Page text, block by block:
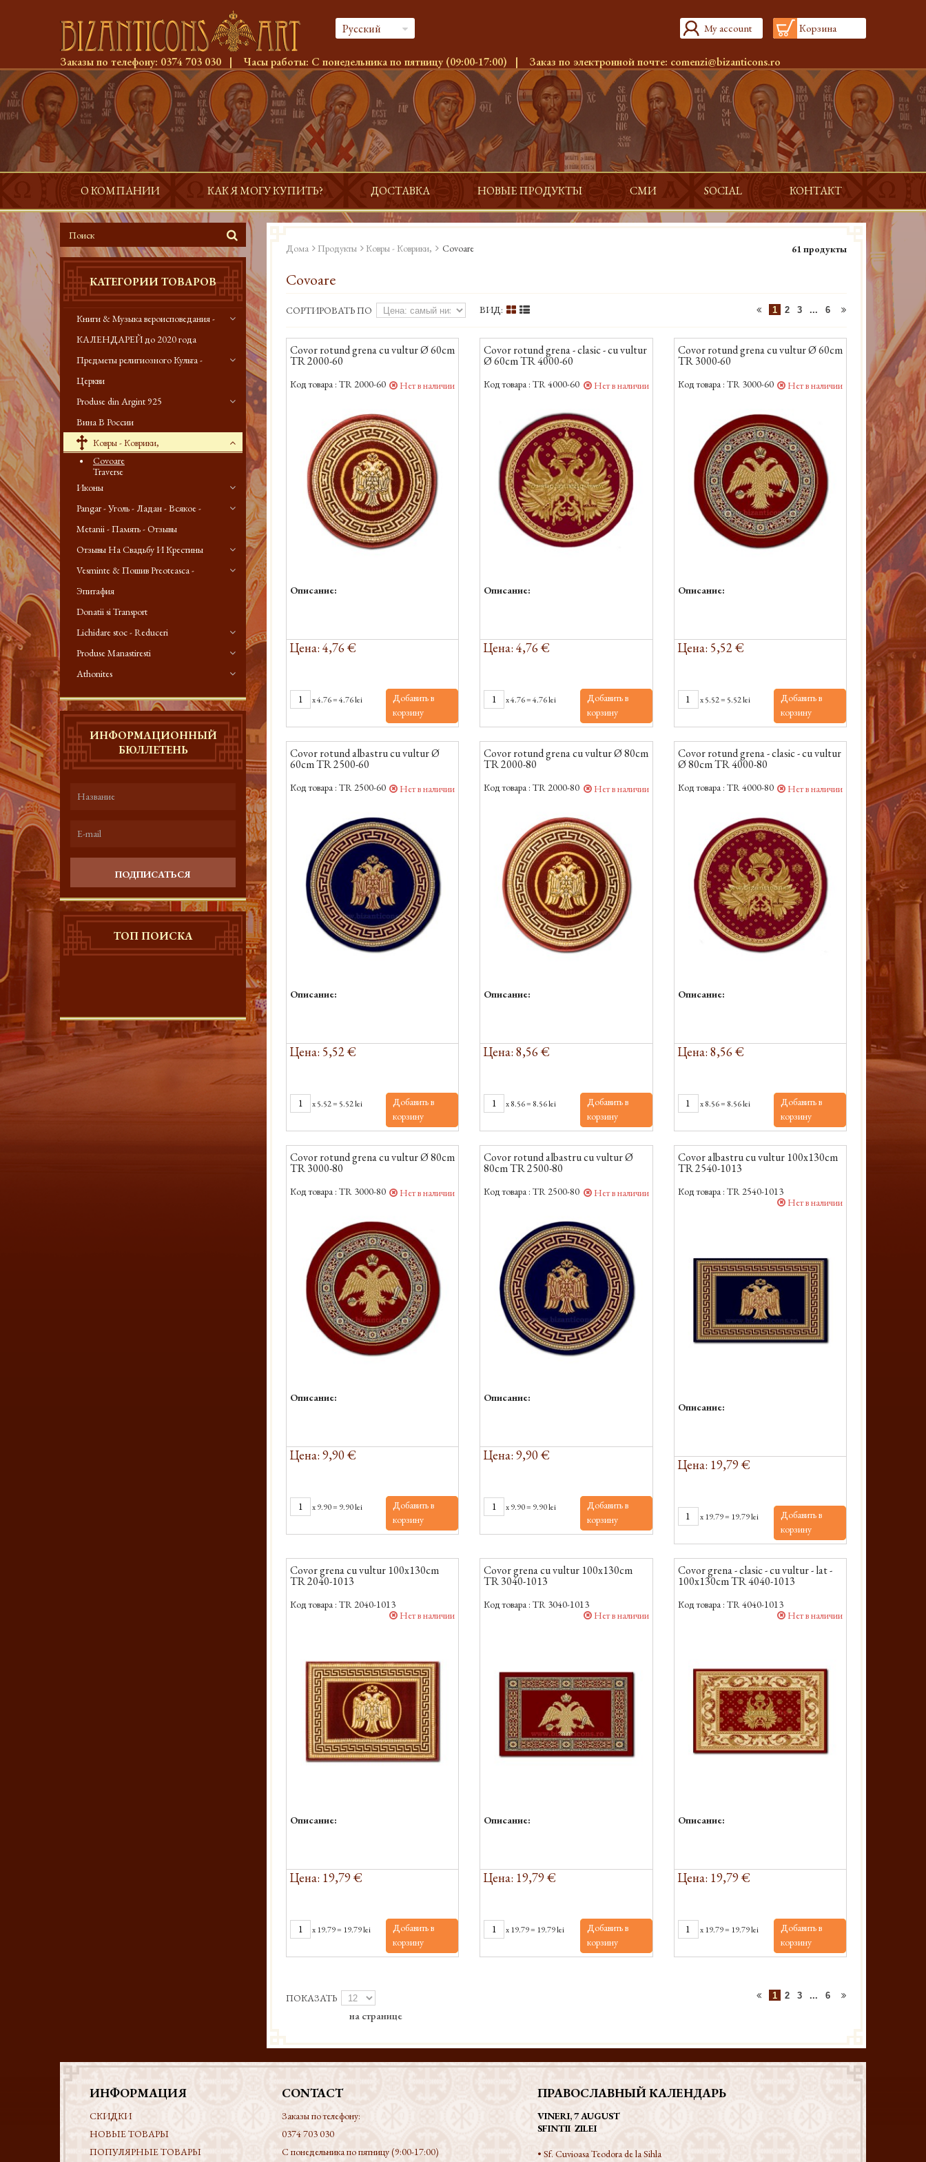
Русский My account Корзина
Заказы по телефону: 0374 703 030 | Часы работы: С понедельника по пятницу (09:00-17:00) | Заказ по электронной почте: comenzi@bizanticons.ro
О КОМПАНИИ КАК Я МОГУ КУПИТЬ? ДОСТАВКА НОВЫЕ ПРОДУКТЫ СМИ SOCIAL КОНТАКТ
КАТЕГОРИИ ТОВАРОВ
Книги & Музыка вероисповедания -
КАЛЕНДАРЕЙ до 2020 года
Предметы религиозного Культа -
Церкви
Produse din Argint 925
Вина В России
Ковры - Коврики,
Covoare
Traverse
Иконы
Pangar - Уголь - Ладан - Всякое -
Metanii - Память - Отзывы
Отзывы На Свадьбу И Крестины
Vesminte & Пошив Preoteasca -
Эпитафия
Donatii si Transport
Lichidare stoc - Reduceri
Produse Manastiresti
Athonites
ИНФОРМАЦИОННЫЙ
БЮЛЛЕТЕНЬ
ПОДПИСАТЬСЯ
ТОП ПОИСКА
Дома Продукты Ковры - Коврики, Covoare 61 продукты
Covoare
СОРТИРОВАТЬ ПО ВИД: 1 2 3 ... 6
Covor rotund grena cu vultur Ø 60cm
TR 2000-60
Код товара : TR 2000-60 Нет в наличии
Описание:
Цена: 4,76 €
x4.76=4.76 lei
Добавить в
корзину
Covor rotund grena - clasic - cu vultur
Ø 60cm TR 4000-60
Код товара : TR 4000-60 Нет в наличии
Описание:
Цена: 4,76 €
x4.76=4.76 lei
Добавить в
корзину
Covor rotund grena cu vultur Ø 60cm
TR 3000-60
Код товара : TR 3000-60 Нет в наличии
Описание:
Цена: 5,52 €
x5.52= 5.52 lei
Добавить в
корзину
Covor rotund albastru cu vultur Ø
60cm TR 2500-60
Код товара : TR 2500-60 Нет в наличии
Описание:
Цена: 5,52 €
x5.52= 5.52 lei
Добавить в
корзину
Covor rotund grena cu vultur Ø 80cm
TR 2000-80
Код товара : TR 2000-80 Нет в наличии
Описание:
Цена: 8,56 €
x8.56= 8.56 lei
Добавить в
корзину
Covor rotund grena - clasic - cu vultur
Ø 80cm TR 4000-80
Код товара : TR 4000-80 Нет в наличии
Описание:
Цена: 8,56 €
x8.56= 8.56 lei
Добавить в
корзину
Covor rotund grena cu vultur Ø 80cm
TR 3000-80
Код товара : TR 3000-80 Нет в наличии
Описание:
Цена: 9,90 €
x9.90= 9.90 lei
Добавить в
корзину
Covor rotund albastru cu vultur Ø
80cm TR 2500-80
Код товара : TR 2500-80 Нет в наличии
Описание:
Цена: 9,90 €
x9.90= 9.90 lei
Добавить в
корзину
Covor albastru cu vultur 100x130cm
TR 2540-1013
Код товара : TR 2540-1013
Нет в наличии
Описание:
Цена: 19,79 €
x19.79= 19.79 lei
Добавить в
корзину
Covor grena cu vultur 100x130cm
TR 2040-1013
Код товара : TR 2040-1013
Нет в наличии
Описание:
Цена: 19,79 €
x19.79= 19.79 lei
Добавить в
корзину
Covor grena cu vultur 100x130cm
TR 3040-1013
Код товара : TR 3040-1013
Нет в наличии
Описание:
Цена: 19,79 €
x19.79= 19.79 lei
Добавить в
корзину
Covor grena - clasic - cu vultur - lat -
100x130cm TR 4040-1013
Код товара : TR 4040-1013
Нет в наличии
Описание:
Цена: 19,79 €
x19.79= 19.79 lei
Добавить в
корзину
ПОКАЗАТЬ
на странице
1 2 3 ... 6
ИНФОРМАЦИЯ
СКИДКИ
НОВЫЕ ТОВАРЫ
ПОПУЛЯРНЫЕ ТОВАРЫ
CONTACT
Заказы по телефону:
0374 703 030
С понедельника по пятницу (9:00-17:00)
ПРАВОСЛАВНЫЙ КАЛЕНДАРЬ
VINERI, 7 AUGUST
SFINTII ZILEI
• Sf. Cuvioasa Teodora de la Sihla